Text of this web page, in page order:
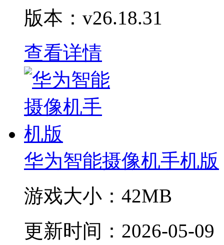
版本：v26.18.31
查看详情
华为智能摄像机手机版
游戏大小： 42MB
更新时间： 2026-05-09